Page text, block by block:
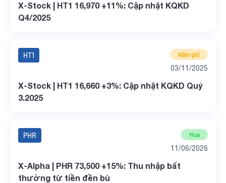
X-Stock | HT1 16,970 +11%: Cập nhật KQKD
Q4/2025
HT1 Nắm giữ
03/11/2025
X-Stock | HT1 16,660 +3%: Cập nhật KQKD Quý
3.2025
PHR Mua
11/06/2026
X-Alpha | PHR 73,500 +15%: Thu nhập bất
thường từ tiền đền bù